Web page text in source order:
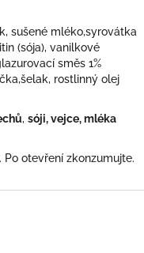
sušené mléko,syrovátka
(sója), vanilkové
směs 1%
rostlinný olej
, sóji, vejce, mléka
otevření zkonzumujte.